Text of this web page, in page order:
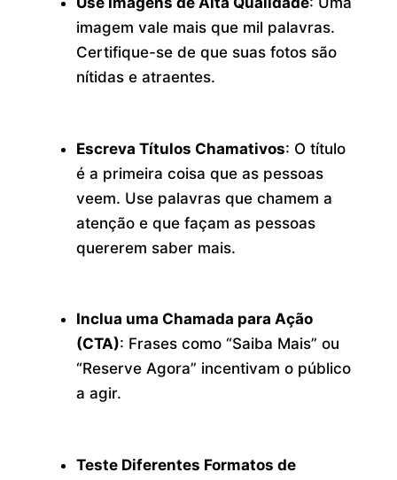
imagem vale mais que mil palavras.
Certifique-se de que suas fotos são
nítidas e atraentes.
Escreva Títulos Chamativos: O título
é a primeira coisa que as pessoas
veem. Use palavras que chamem a
atenção e que façam as pessoas
quererem saber mais.
Inclua uma Chamada para Ação
(CTA): Frases como “Saiba Mais” ou
“Reserve Agora” incentivam o público
a agir.
Teste Diferentes Formatos de